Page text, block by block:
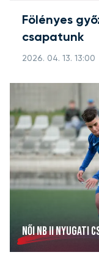
Fölényes
csapatunk
2026. 04. 13. 13:00
NŐI NB II NYUGATI